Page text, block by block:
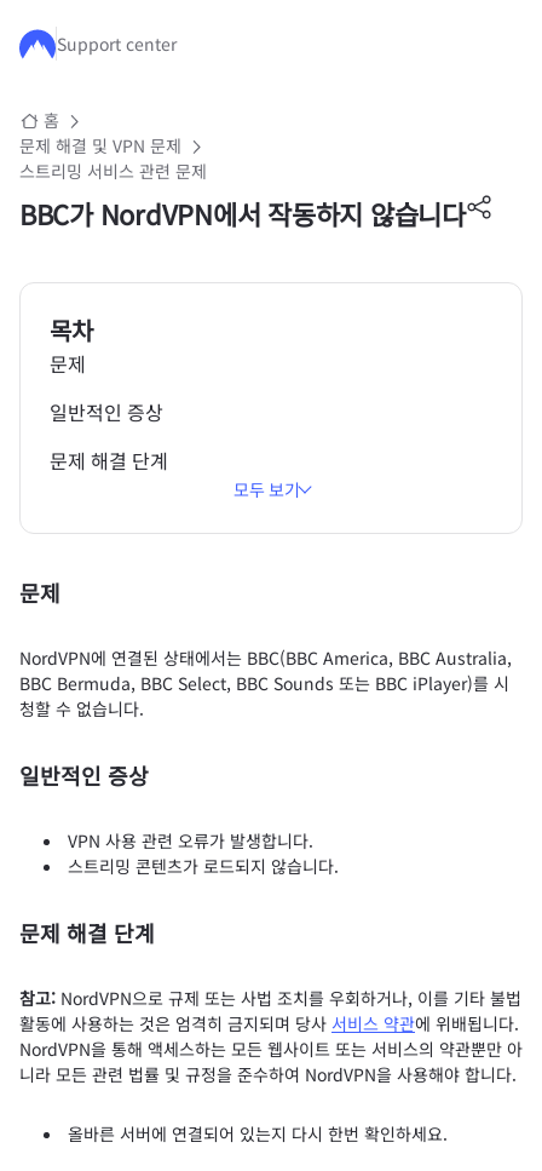
주요 콘텐츠로 건너뛰기
Support center
홈
문제 해결 및 VPN 문제
스트리밍 서비스 관련 문제
BBC가 NordVPN에서 작동하지 않습니다
목차
문제
일반적인 증상
문제 해결 단계
모두 보기
문제
NordVPN에 연결된 상태에서는 BBC(BBC America, BBC Australia,
BBC Bermuda, BBC Select, BBC Sounds 또는 BBC iPlayer)를 시
청할 수 없습니다.
일반적인 증상
VPN 사용 관련 오류가 발생합니다.
스트리밍 콘텐츠가 로드되지 않습니다.
문제 해결 단계
참고: NordVPN으로 규제 또는 사법 조치를 우회하거나, 이를 기타 불법
활동에 사용하는 것은 엄격히 금지되며 당사 서비스 약관에 위배됩니다.
NordVPN을 통해 액세스하는 모든 웹사이트 또는 서비스의 약관뿐만 아
니라 모든 관련 법률 및 규정을 준수하여 NordVPN을 사용해야 합니다.
올바른 서버에 연결되어 있는지 다시 한번 확인하세요.